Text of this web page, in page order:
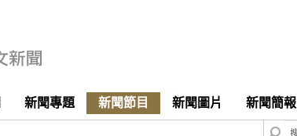
新聞專題 新聞節目 新聞圖片 新聞簡報
S